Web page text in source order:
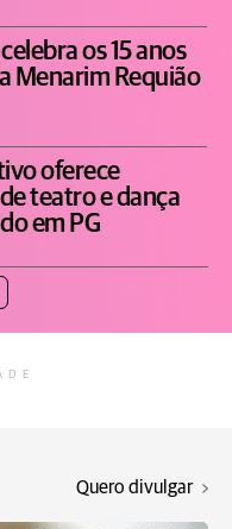
os 15 anos
Menarim Requião
oferece
teatro e dança
em PG
Quero divulgar